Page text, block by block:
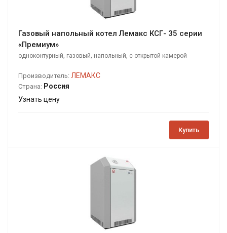
Газовый напольный котел Лемакс КСГ- 35 серии
«Премиум»
одноконтурный, газовый, напольный, с открытой камерой
Производитель: ЛЕМАКС
Страна: Россия
Узнать цену
Купить